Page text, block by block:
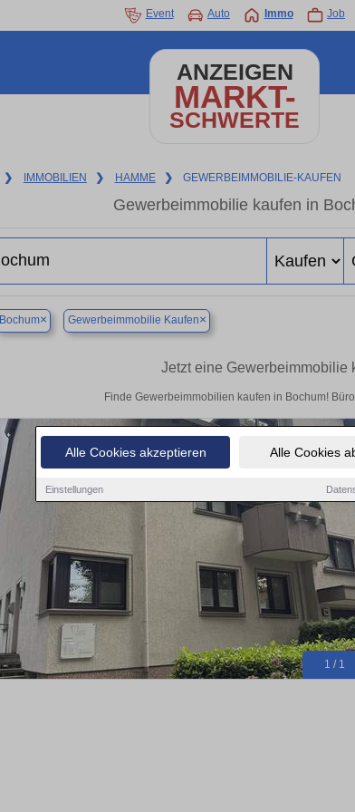
Alle Cookies akzeptieren Alle Cookies
Einstellungen
Event Auto Immo Job
ANZEIGEN
MARKT-
SCHWERTE
❯ IMMOBILIEN ❯ HAMME ❯ GEWERBEIMMOBILIE-KAUFEN
Gewerbeimmobilie kaufen in
Bochum× Gewerbeimmobilie Kaufen×
Jetzt eine Gewerbeimmobilie
Finde Gewerbeimmobilien kaufen in Bochum!
1 / 1